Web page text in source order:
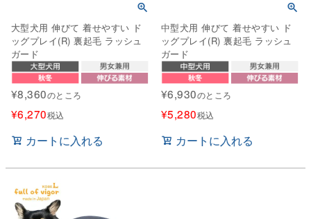
大型犬用 伸びて 着せやすい ド
ッグプレイ(R) 裏起毛 ラッシュ
ガード
¥8,360のところ
¥6,270税込
カートに入れる
中型犬用 伸びて 着せやすい ド
ッグプレイ(R) 裏起毛 ラッシュ
ガード
¥6,930のところ
¥5,280税込
カートに入れる